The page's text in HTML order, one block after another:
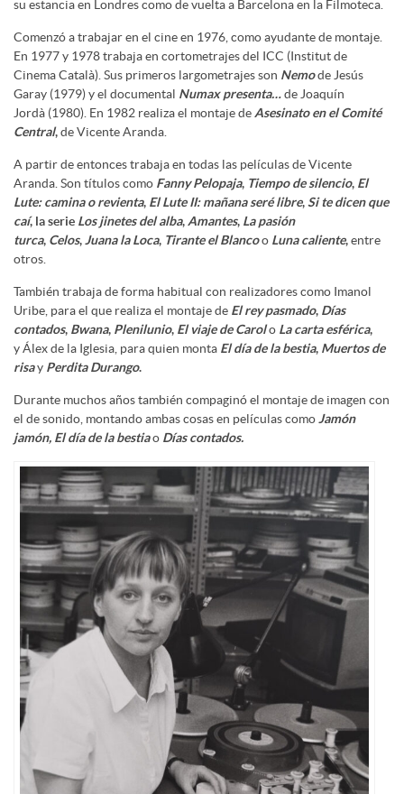
su estancia en Londres como de vuelta a Barcelona en la Filmoteca.
Comenzó a trabajar en el cine en 1976, como ayudante de montaje.
En 1977 y 1978 trabaja en cortometrajes del ICC (Institut de
Cinema Català). Sus primeros largometrajes son Nemode Jesús
Garay (1979) y el documental Numax presenta…de Joaquín
Jordà (1980). En 1982 realiza el montaje de Asesinato en el Comité
Central,de Vicente Aranda.
A partir de entonces trabaja en todas las películas de Vicente
Aranda. Son títulos como Fanny Pelopaja, Tiempo de silencio, El
Lute: camina o revienta, El Lute II: mañana seré libre,Si te dicen que
caí, la serie Los jinetes del alba, Amantes, La pasión
turca, Celos,Juana la Loca, Tirante el Blancoo Luna caliente,entre
otros.
También trabaja de forma habitual con realizadores como Imanol
Uribe, para el que realiza el montaje de El rey pasmado, Días
contados, Bwana, Plenilunio, El viaje de Carolo La carta esférica,
y Álex de la Iglesia, para quien monta El día de la bestia, Muertos de
risay Perdita Durango.
Durante muchos años también compaginó el montaje de imagen con
el de sonido, montando ambas cosas en películas comoJamón
jamón, El día de la bestiao Días contados.